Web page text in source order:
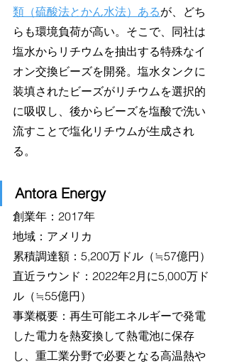
類（硫酸法とかん水法）あるが、どち
らも環境負荷が高い。そこで、同社は
塩水からリチウムを抽出する特殊なイ
オン交換ビーズを開発。塩水タンクに
装填されたビーズがリチウムを選択的
に吸収し、後からビーズを塩酸で洗い
流すことで塩化リチウムが生成され
る。
Antora Energy
創業年：2017年
地域：アメリカ
累積調達額：5,200万ドル（≒57億円）
直近ラウンド：2022年2月に5,000万ド
ル（≒55億円）
事業概要：再生可能エネルギーで発電
した電力を熱変換して熱電池に保存
し、重工業分野で必要となる高温熱や